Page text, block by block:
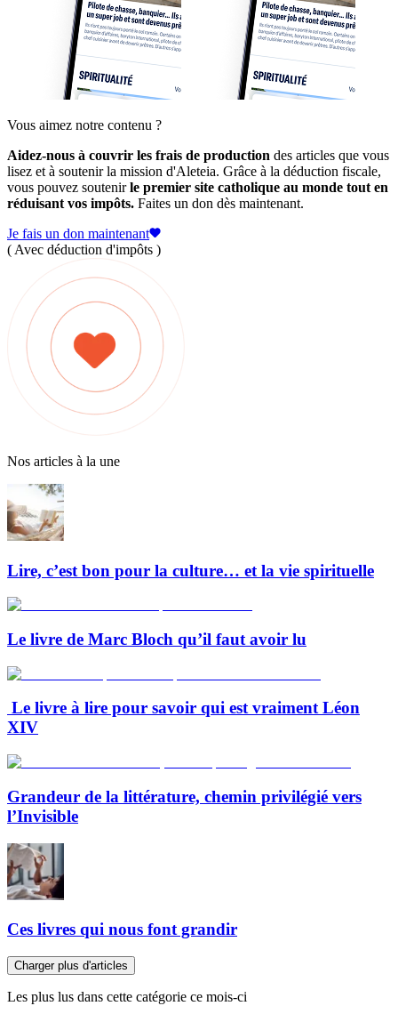
Vous aimez notre contenu ?
Aidez-nous à couvrir les frais de production des articles que vous
lisez et à soutenir la mission d'Aleteia. Grâce à la déduction fiscale,
vous pouvez soutenirle premier site catholique au monde tout en
réduisant vos impôts. Faites un don dès maintenant.
Je fais un don maintenant
( Avec déduction d'impôts )
Nos articles à la une
Lire, c’est bon pour la culture… et la vie spirituelle
Le livre de Marc Bloch qu’il faut avoir lu
Le livre à lire pour savoir qui est vraiment Léon
XIV
Grandeur de la littérature, chemin privilégié vers
l’Invisible
Ces livres qui nous font grandir
Charger plus d'articles
Les plus lus dans cette catégorie ce mois-ci